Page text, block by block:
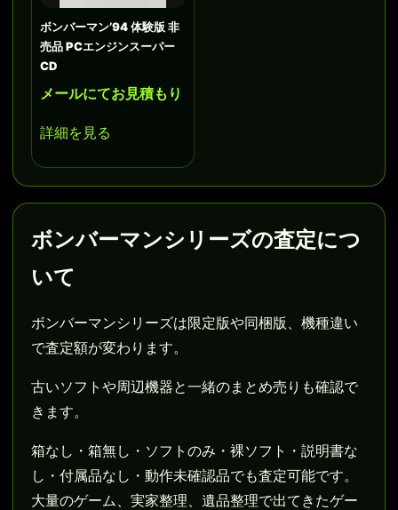
ボンバーマン’94 体験版 非
売品 PCエンジンスーパー
CD
メールにてお見積もり
詳細を見る
ボンバーマンシリーズの査定につ
いて
ボンバーマンシリーズは限定版や同梱版、機種違い
で査定額が変わります。
古いソフトや周辺機器と一緒のまとめ売りも確認で
きます。
箱なし・箱無し・ソフトのみ・裸ソフト・説明書な
し・付属品なし・動作未確認品でも査定可能です。
大量のゲーム、実家整理、遺品整理で出てきたゲー